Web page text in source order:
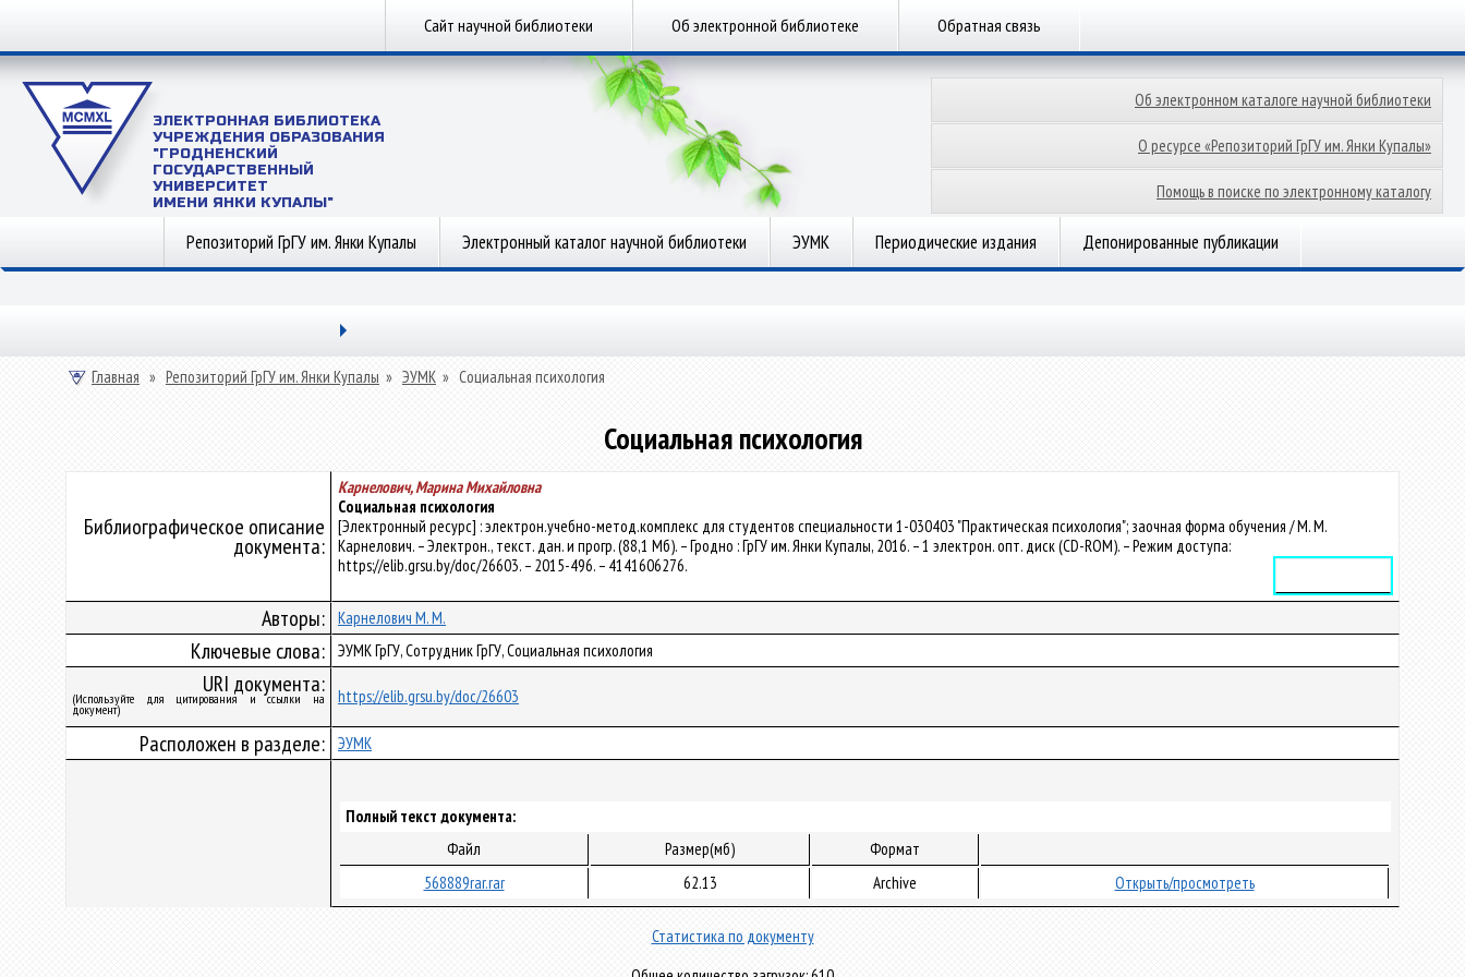
Сайт научной библиотеки Об электронной библиотеке Обратная связь
ЭЛЕКТРОННАЯ БИБЛИОТЕКА
УЧРЕЖДЕНИЯ ОБРАЗОВАНИЯ
"ГРОДНЕНСКИЙ
ГОСУДАРСТВЕННЫЙ
УНИВЕРСИТЕТ
ИМЕНИ ЯНКИ КУПАЛЫ"
Об электронном каталоге научной библиотеки
О ресурсе «Репозиторий ГрГУ им. Янки Купалы»
Помощь в поиске по электронному каталогу
Репозиторий ГрГУ им. Янки Купалы Электронный каталог научной библиотеки ЭУМК Периодические издания Депонированные публикации
Главная » Репозиторий ГрГУ им. Янки Купалы » ЭУМК » Социальная психология
Социальная психология
Библиографическое описание
документа:
Карнелович, Марина Михайловна
Социальная психология
[Электронный ресурс] : электрон.учебно-метод.комплекс для студентов специальности 1-030403 "Практическая психология"; заочная форма обучения / М. М.
Карнелович. – Электрон., текст. дан. и прогр. (88,1 Мб). – Гродно : ГрГУ им. Янки Купалы, 2016. – 1 электрон. опт. диск (CD-ROM). – Режим доступа:
https://elib.grsu.by/doc/26603. – 2015-496. – 4141606276.
Авторы: Карнелович М. М.
Ключевые слова: ЭУМК ГрГУ, Сотрудник ГрГУ, Социальная психология
URI документа:
(Используйте для цитирования и ссылки на
документ)
https://elib.grsu.by/doc/26603
Расположен в разделе: ЭУМК
Полный текст документа:
Файл
Размер(мб)
Формат
568889rar.rar
62.13 Archive Открыть/просмотреть
Статистика по документу